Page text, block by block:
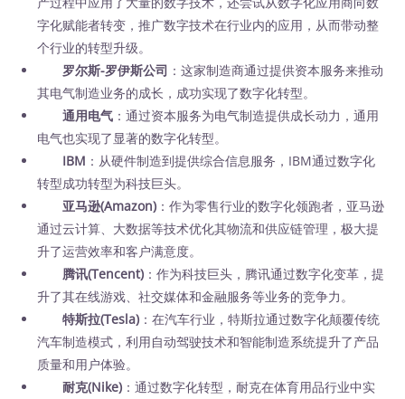
字化赋能者转变，推广数字技术在行业内的应用，从而带动整
个行业的转型升级。
罗尔斯-罗伊斯公司 ：这家制造商通过提供资本服务来推动
其电气制造业务的成长，成功实现了数字化转型。
通用电气 ：通过资本服务为电气制造提供成长动力，通用
电气也实现了显著的数字化转型。
IBM ：从硬件制造到提供综合信息服务，IBM通过数字化
转型成功转型为科技巨头。
亚马逊(Amazon) ：作为零售行业的数字化领跑者，亚马逊
通过云计算、大数据等技术优化其物流和供应链管理，极大提
升了运营效率和客户满意度。
腾讯(Tencent) ：作为科技巨头，腾讯通过数字化变革，提
升了其在线游戏、社交媒体和金融服务等业务的竞争力。
特斯拉(Tesla) ：在汽车行业，特斯拉通过数字化颠覆传统
汽车制造模式，利用自动驾驶技术和智能制造系统提升了产品
质量和用户体验。
耐克(Nike) ：通过数字化转型，耐克在体育用品行业中实